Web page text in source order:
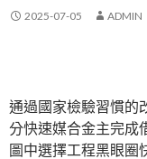
2025-07-05 ADMIN
通過國家檢驗習慣的
分快速媒合金主完成
圖中選擇工程黑眼圈